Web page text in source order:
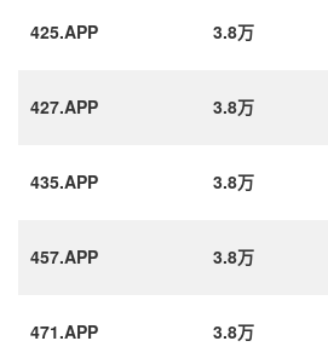
425.APP 3.8万
427.APP 3.8万
435.APP 3.8万
457.APP 3.8万
471.APP 3.8万